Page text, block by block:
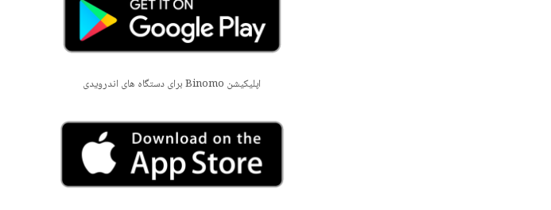
اپلیکیشن Binomo برای دستگاه های اندرویدی